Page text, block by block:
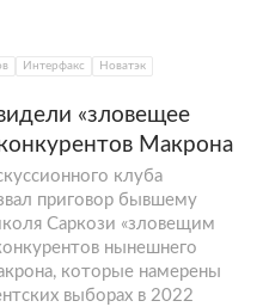
Интерфакс Новатэк
«зловещее
Макрона
клуба
приговор бывшему
Саркози «зловещим
нынешнего
которые намерены
выборах в 2022